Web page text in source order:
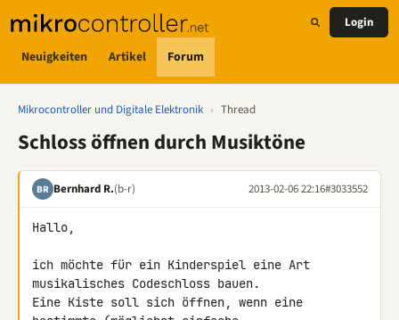
Neuigkeiten Artikel Forum
Login
Mikrocontroller und Digitale Elektronik › Thread
Schloss öffnen durch Musiktöne
BR Bernhard R.(b-r) 2013-02-06 22:16#3033552
Hallo,
ich möchte für ein Kinderspiel eine Art
musikalisches Codeschloss bauen.
Eine Kiste soll sich öffnen, wenn eine